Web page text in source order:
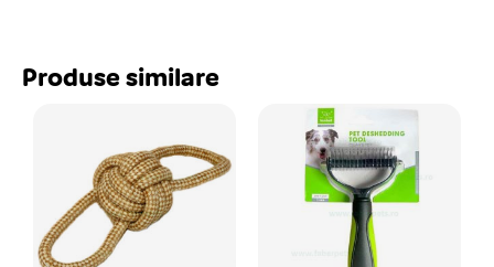
Produse similare